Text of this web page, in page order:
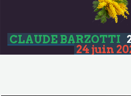
CLAUDE BARZOTTI
24 juin